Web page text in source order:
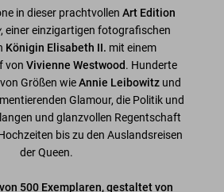
in dieser prachtvollen Art Edition
, einer einzigartigen fotografischen
Königin Elisabeth II. mit einem
von Vivienne Westwood. Hunderte
Größen wieAnnie Leibowitz und
Glamour, die Politik und
und glanzvollen Regentschaft
bis zu den Auslandsreisen
der Queen.
500 Exemplaren, gestaltet von